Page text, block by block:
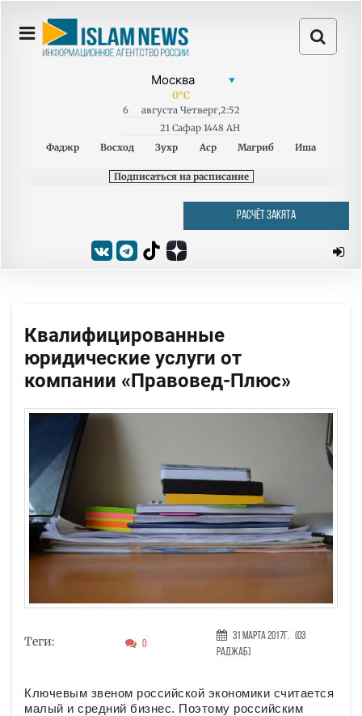
0°C
6 августа Четверг,2:52
21 Сафар 1448 AH
Фаджр
Восход Зухр Аср Магриб Иша
Подписаться на расписание
РАСЧЁТ ЗАКЯТА
Квалифицированные
юридические услуги от
компании «Правовед-Плюс»
Теги: 0
31 Марта 2017г. (03
Раджаб)
Ключевым звеном российской экономики считается
малый и средний бизнес. Поэтому российским